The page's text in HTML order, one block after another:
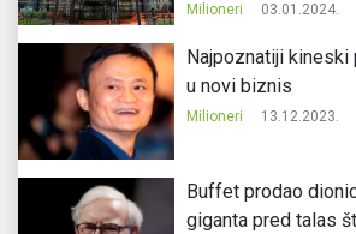
Milioneri 03.01.2024.
Najpoznatiji kineski
u novi biznis
Milioneri 13.12.2023.
Buffet prodao
giganta pred talas